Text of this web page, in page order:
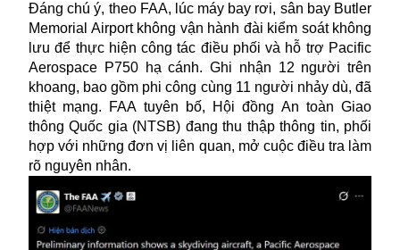
Đáng chú ý, theo FAA, lúc máy bay rơi, sân bay Butler
Memorial Airport không vận hành đài kiểm soát không
lưu để thực hiện công tác điều phối và hỗ trợ Pacific
Aerospace P750 hạ cánh. Ghi nhận 12 người trên
khoang, bao gồm phi công cùng 11 người nhảy dù, đã
thiệt mạng. FAA tuyên bố, Hội đồng An toàn Giao
thông Quốc gia (NTSB) đang thu thập thông tin, phối
hợp với những đơn vị liên quan, mở cuộc điều tra làm
rõ nguyên nhân.